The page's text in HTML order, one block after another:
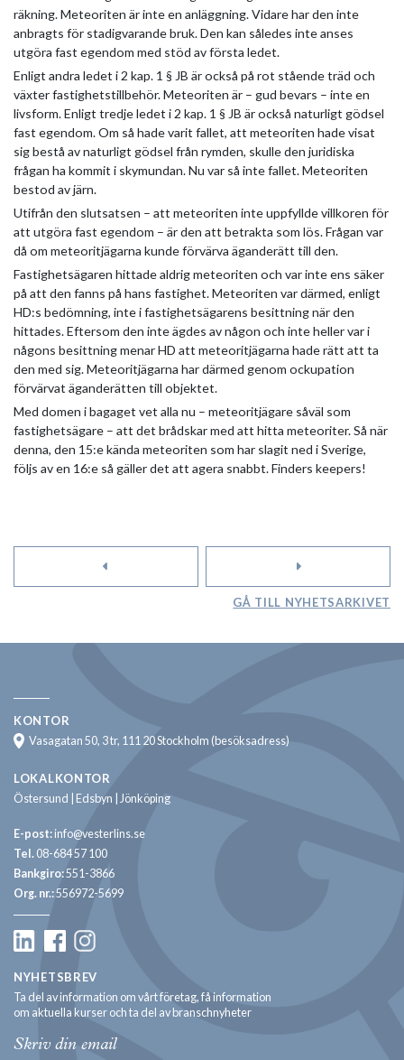
räkning. Meteoriten är inte en anläggning. Vidare har den inte
anbragts för stadigvarande bruk. Den kan således inte anses
utgöra fast egendom med stöd av första ledet.
Enligt andra ledet i 2 kap. 1 § JB är också på rot stående träd och
växter fastighetstillbehör. Meteoriten är – gud bevars – inte en
livsform. Enligt tredje ledet i 2 kap. 1 § JB är också naturligt gödsel
fast egendom. Om så hade varit fallet, att meteoriten hade visat
sig bestå av naturligt gödsel från rymden, skulle den juridiska
frågan ha kommit i skymundan. Nu var så inte fallet. Meteoriten
bestod av järn.
Utifrån den slutsatsen – att meteoriten inte uppfyllde villkoren för
att utgöra fast egendom – är den att betrakta som lös. Frågan var
då om meteoritjägarna kunde förvärva äganderätt till den.
Fastighetsägaren hittade aldrig meteoriten och var inte ens säker
på att den fanns på hans fastighet. Meteoriten var därmed, enligt
HD:s bedömning, inte i fastighetsägarens besittning när den
hittades. Eftersom den inte ägdes av någon och inte heller var i
någons besittning menar HD att meteoritjägarna hade rätt att ta
den med sig. Meteoritjägarna har därmed genom ockupation
förvärvat äganderätten till objektet.
Med domen i bagaget vet alla nu – meteoritjägare såväl som
fastighetsägare – att det brådskar med att hitta meteoriter. Så när
denna, den 15:e kända meteoriten som har slagit ned i Sverige,
följs av en 16:e så gäller det att agera snabbt. Finders keepers!
GÅ TILL NYHETSARKIVET
KONTOR
Vasagatan 50, 3 tr, 111 20 Stockholm (besöksadress)
LOKALKONTOR
Östersund | Edsbyn | Jönköping
E-post: info@vesterlins.se
Tel. 08-684 57 100
Bankgiro:551-3866
Org. nr.:556972-5699
NYHETSBREV
Ta del av information om vårt företag, få information
om aktuella kurser och ta del av branschnyheter